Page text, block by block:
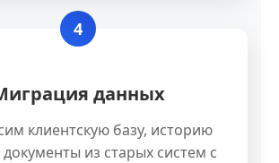
4
данных
клиентскую базу, историю
документы из старых систем с